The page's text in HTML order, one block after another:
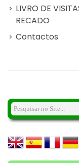
LIVRO DE
RECADO
Contactos